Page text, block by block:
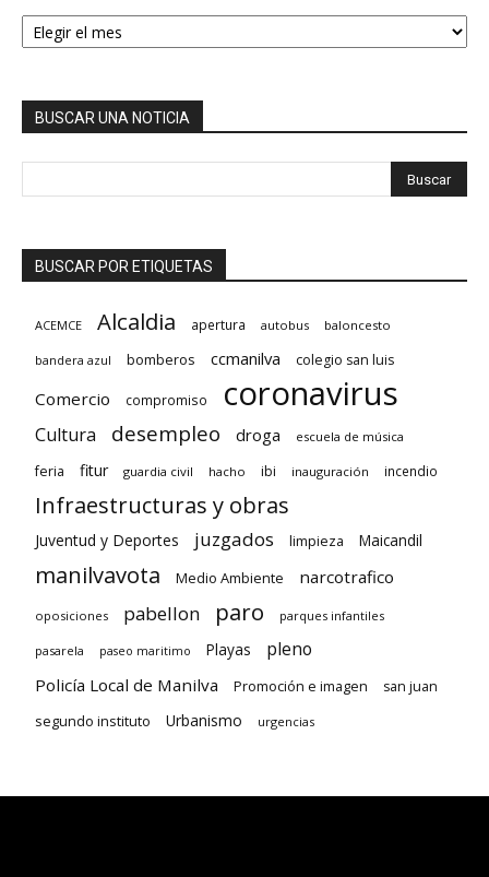
HEMEROTECA
BUSCAR UNA NOTICIA
BUSCAR POR ETIQUETAS
ACEMCE Alcaldia apertura autobus baloncesto
bandera azul bomberos ccmanilva colegio san luis
Comercio compromiso coronavirus
Cultura desempleo droga escuela de música
feria fitur guardia civil hacho ibi inauguración incendio
Infraestructuras y obras
Juventud y Deportes juzgados limpieza Maicandil
manilvavota Medio Ambiente narcotrafico
oposiciones pabellon paro parques infantiles
pasarela paseo maritimo Playas pleno
Policía Local de Manilva Promoción e imagen san juan
segundo instituto Urbanismo urgencias